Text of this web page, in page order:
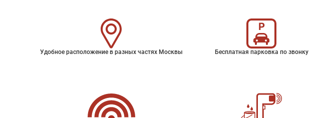
Удобное расположение в разных частях Москвы Бесплатная парковка по звонку